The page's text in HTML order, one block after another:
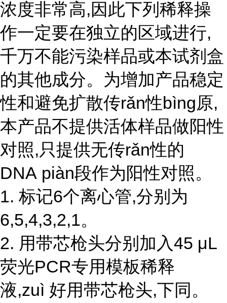
浓度非常高,因此下列稀释操
作一定要在独立的区域进行,
千万不能污染样品或本试剂盒
的其他成分。为增加产品稳定
性和避免扩散传rǎn性bìng原,
本产品不提供活体样品做阳性
对照,只提供无传rǎn性的
DNA piàn段作为阳性对照。
1. 标记6个离心管,分别为
6,5,4,3,2,1。
2. 用带芯枪头分别加入45 μL
荧光PCR专用模板稀释
液,zuì 好用带芯枪头,下同。